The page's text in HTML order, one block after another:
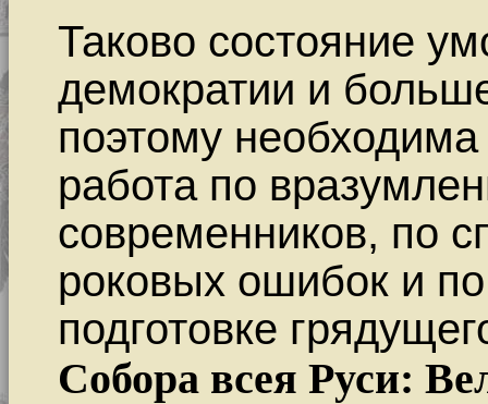
Таково состояние
демократии и
поэтому
работа по
современников, по
роковых ошибок и
подготовке
Собора всея Руси: